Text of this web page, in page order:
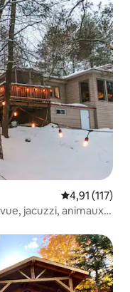
aimés
Note
4,91 (117)
jacuzzi, animaux
aimés